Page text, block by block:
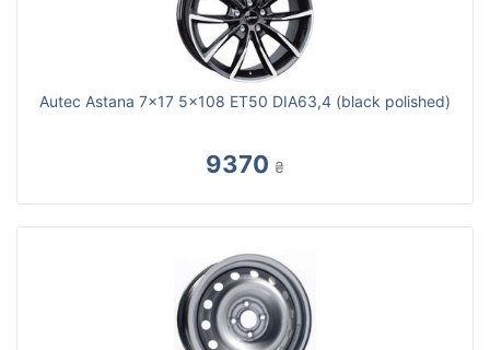
Autec Astana 7x17 5x108 ET50 DIA63,4 (black polished)
9370 ₴